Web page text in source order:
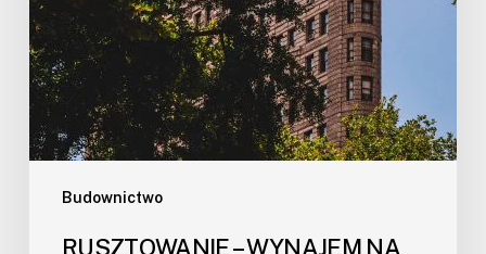
Budownictwo
RUSZTOWANIE – WYNAJEM NA